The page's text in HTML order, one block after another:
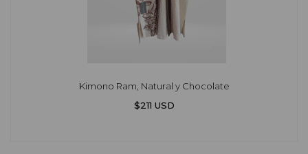
Kimono Ram, Natural y Chocolate
$211 USD